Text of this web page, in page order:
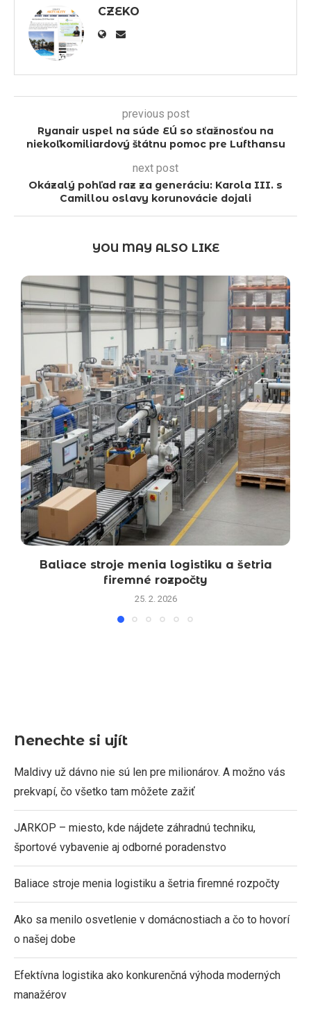
CZEKO
previous post
Ryanair uspel na súde EÚ so sťažnosťou na
niekoľkomiliardový štátnu pomoc pre Lufthansu
next post
Okázalý pohľad raz za generáciu: Karola III. s
Camillou oslavy korunovácie dojali
YOU MAY ALSO LIKE
Baliace stroje menia logistiku a šetria
firemné rozpočty
25. 2. 2026
Nenechte si ujít
Maldivy už dávno nie sú len pre milionárov. A možno vás
prekvapí, čo všetko tam môžete zažiť
JARKOP – miesto, kde nájdete záhradnú techniku,
športové vybavenie aj odborné poradenstvo
Baliace stroje menia logistiku a šetria firemné rozpočty
Ako sa menilo osvetlenie v domácnostiach a čo to hovorí
o našej dobe
Efektívna logistika ako konkurenčná výhoda moderných
manažérov